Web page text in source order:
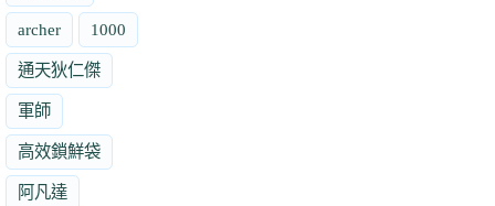
archer 1000
通天狄仁傑
軍師
高效鎖鮮袋
阿凡達